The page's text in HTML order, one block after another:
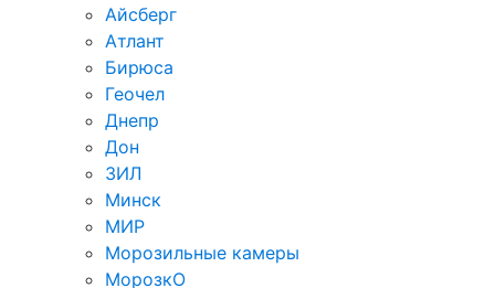
Айсберг
Атлант
Бирюса
Геочел
Днепр
Дон
ЗИЛ
Минск
МИР
Морозильные камеры
МорозкО